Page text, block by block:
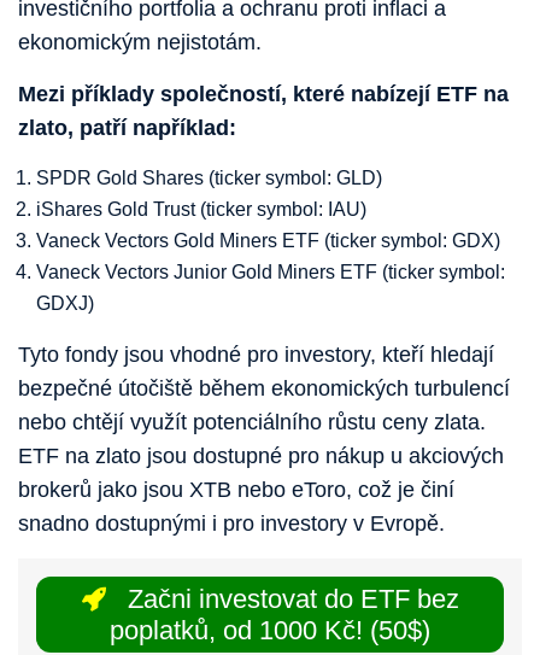
investičního portfolia a ochranu proti inflaci a
ekonomickým nejistotám.
Mezi příklady společností, které nabízejí ETF na
zlato, patří například:
SPDR Gold Shares (ticker symbol: GLD)
iShares Gold Trust (ticker symbol: IAU)
Vaneck Vectors Gold Miners ETF (ticker symbol: GDX)
Vaneck Vectors Junior Gold Miners ETF (ticker symbol:
GDXJ)
Tyto fondy jsou vhodné pro investory, kteří hledají
bezpečné útočiště během ekonomických turbulencí
nebo chtějí využít potenciálního růstu ceny zlata.
ETF na zlato jsou dostupné pro nákup u akciových
brokerů jako jsou XTB nebo eToro, což je činí
snadno dostupnými i pro investory v Evropě.
Začni investovat do ETF bez
poplatků, od 1000 Kč! (50$)